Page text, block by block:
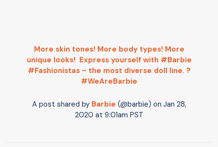
More skin tones!⁣ More body types!⁣ More
unique looks!⁣ ⁣ Express yourself with #Barbie
#Fashionistas – the most diverse doll line. ?
#WeAreBarbie⁣
A post shared by Barbie (@barbie) on Jan 28,
2020 at 9:01am PST